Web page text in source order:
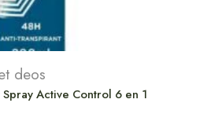
deos
Active Control 6 en 1